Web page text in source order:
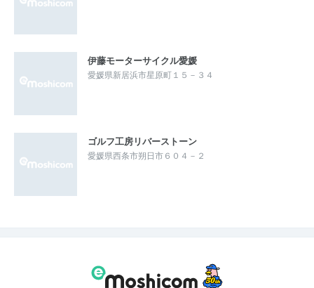
伊藤モーターサイクル愛媛
愛媛県新居浜市星原町１５－３４
ゴルフ工房リバーストーン
愛媛県西条市朔日市６０４－２